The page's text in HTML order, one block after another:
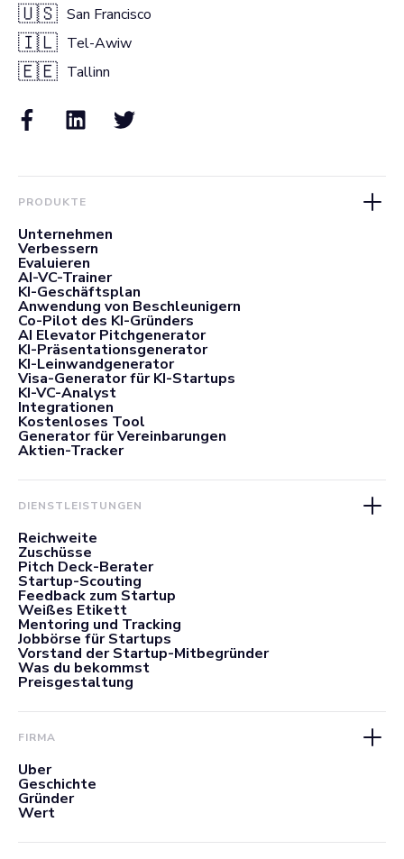
🇺🇸 San Francisco
🇮🇱 Tel-Awiw
🇪🇪 Tallinn
PRODUKTE
Unternehmen
Verbessern
Evaluieren
AI-VC-Trainer
KI-Geschäftsplan
Anwendung von Beschleunigern
Co-Pilot des KI-Gründers
AI Elevator Pitchgenerator
KI-Präsentationsgenerator
KI-Leinwandgenerator
Visa-Generator für KI-Startups
KI-VC-Analyst
Integrationen
Kostenloses Tool
Generator für Vereinbarungen
Aktien-Tracker
DIENSTLEISTUNGEN
Reichweite
Zuschüsse
Pitch Deck-Berater
Startup-Scouting
Feedback zum Startup
Weißes Etikett
Mentoring und Tracking
Jobbörse für Startups
Vorstand der Startup-Mitbegründer
Was du bekommst
Preisgestaltung
FIRMA
Über
Geschichte
Gründer
Wert